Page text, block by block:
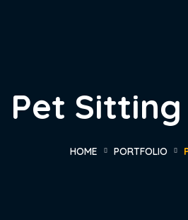
Pet
HOME PORTFOLIO